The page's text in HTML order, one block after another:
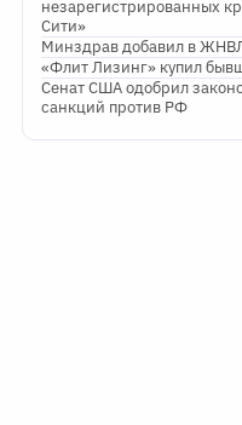
незарегистрированных
Сити»
Минздрав добавил в
«Флит Лизинг» купил
Сенат США одобрил
санкций против РФ